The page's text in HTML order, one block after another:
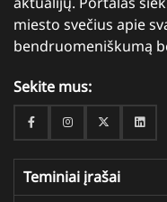
miesto svečius apie
bendruomeniškumą
Sekite mus:
FacebookInstagramTwitter
Teminiai įrašai